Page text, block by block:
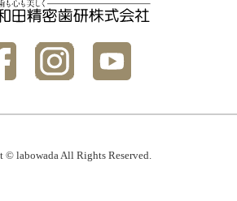
© labowada All Rights Reserved.